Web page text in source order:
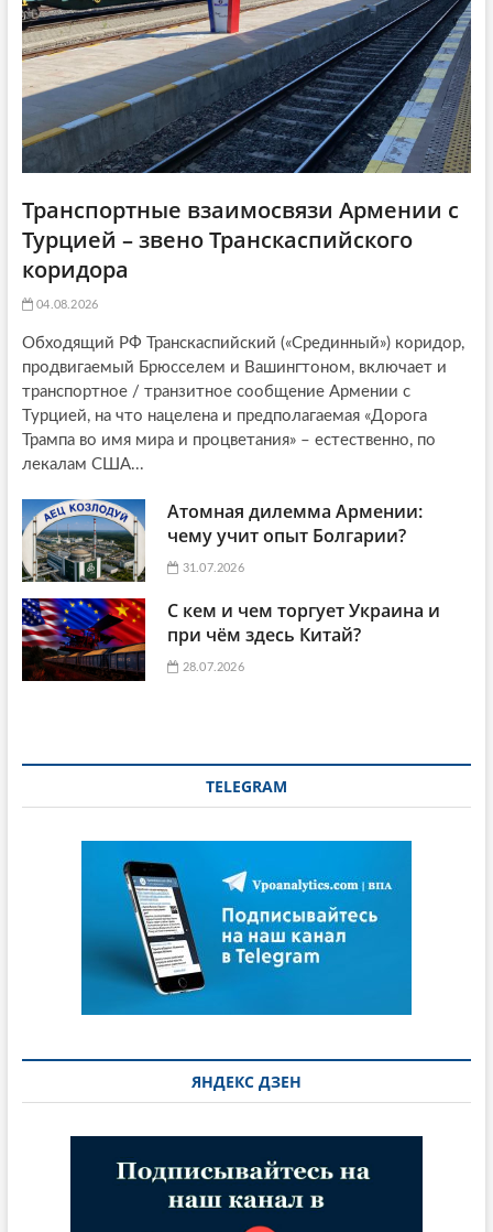
n
Транспортные взаимосвязи Армении с
Турцией – звено Транскаспийского
коридора
04.08.2026
Обходящий РФ Транскаспийский («Срединный») коридор,
продвигаемый Брюсселем и Вашингтоном, включает и
транспортное / транзитное сообщение Армении с
Турцией, на что нацелена и предполагаемая «Дорога
Трампа во имя мира и процветания» – естественно, по
лекалам США...
Атомная дилемма Армении:
чему учит опыт Болгарии?
31.07.2026
С кем и чем торгует Украина и
при чём здесь Китай?
28.07.2026
TELEGRAM
ЯНДЕКС ДЗЕН